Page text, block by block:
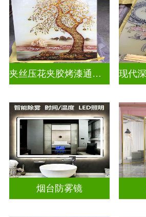
夹丝压花夹胶烤漆通电深雕浮雕玻璃
烟台防雾镜